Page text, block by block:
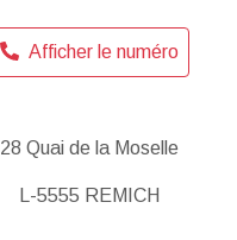
Afficher le numéro
28 Quai de la Moselle
L-5555 REMICH